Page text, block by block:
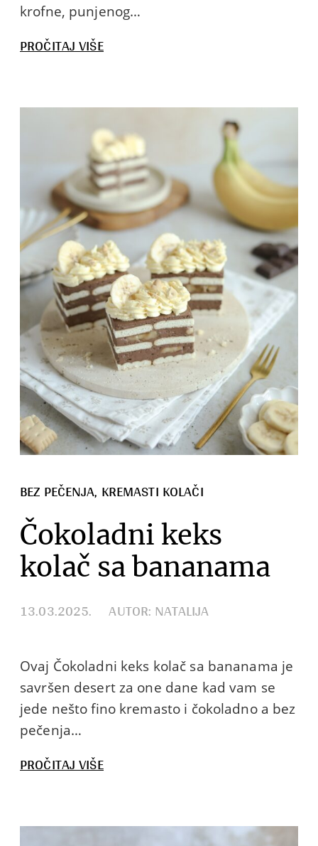
krofne, punjenog…
PROČITAJ VIŠE:
BEZ PEČENJA, KREMASTI KOLAČI
Čokoladni keks
kolač sa bananama
13.03.2025. AUTOR: NATALIJA
Ovaj Čokoladni keks kolač sa bananama je
savršen desert za one dane kad vam se
jede nešto fino kremasto i čokoladno a bez
pečenja…
PROČITAJ VIŠE:
KOLAČ